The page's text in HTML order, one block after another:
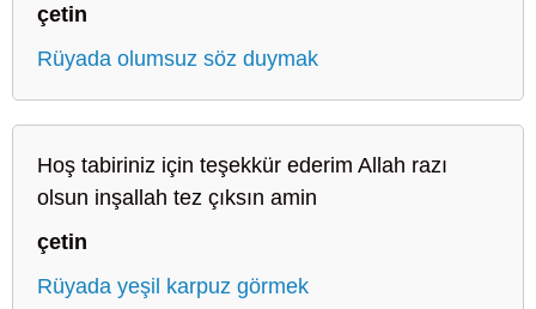
çetin
Rüyada olumsuz söz duymak
Hoş tabiriniz için teşekkür ederim Allah razı
olsun inşallah tez çıksın amin
çetin
Rüyada yeşil karpuz görmek